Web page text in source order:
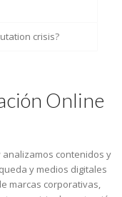
crisis?
Online
analizamos contenidos y
y medios digitales
marcas corporativas,